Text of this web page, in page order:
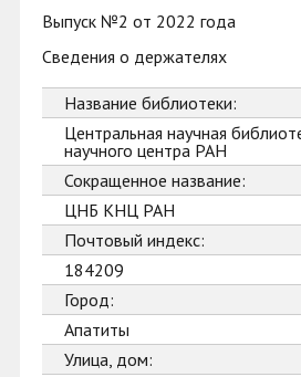
Выпуск №2 от 2022 года
Сведения о держателях
Название библиотеки:
Центральная научная
научного центра РАН
Сокращенное название:
ЦНБ КНЦ РАН
Почтовый индекс:
184209
Город:
Апатиты
Улица, дом: